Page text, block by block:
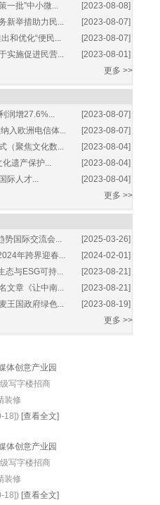
[2023-08-08]
一批”中小微...
[2023-08-07]
新举措助力民...
[2023-08-07]
和优化“便民...
[2023-08-01]
实施促进民营...
更多 >>
[2023-08-07]
润增27.6%...
[2023-08-07]
入欧洲电信体...
[2023-08-04]
（聚焦文化数...
[2023-08-04]
遗产保护...
[2023-08-04]
际人才...
更多 >>
[2025-03-26]
势国际交流会...
[2024-02-01]
年跨界迎春...
[2023-08-21]
态与ESG可持...
[2023-08-21]
文章《让中南...
[2023-08-19]
王国政府绿色...
更多 >>
体创意产业园
写字楼招商
装修
18]) [查看全文]
体创意产业园
写字楼招商
装修
18]) [查看全文]